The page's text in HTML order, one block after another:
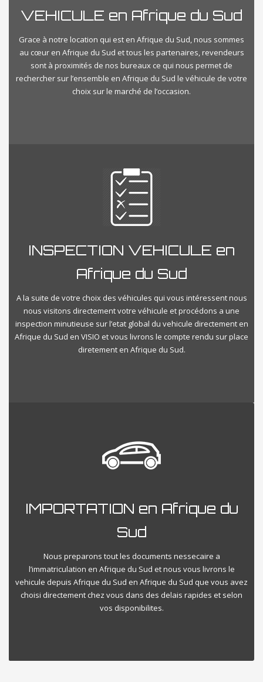
VEHICULE en Afrique du Sud
Grace à notre location qui est en Afrique du Sud, nous sommes
au cœur en Afrique du Sud et tous les partenaires, revendeurs
sont à proximités de nos bureaux ce qui nous permet de
rechercher sur l’ensemble en Afrique du Sud le véhicule de votre
choix sur le marché de l’occasion.
INSPECTION VEHICULE en
Afrique du Sud
A la suite de votre choix des véhicules qui vous intéressent nous
nous visitons directement votre véhicule et procédons a une
inspection minutieuse sur l’etat global du vehicule directement en
Afrique du Sud en VISIO et vous livrons le compte rendu sur place
diretement en Afrique du Sud.
IMPORTATION en Afrique du
Sud
Nous preparons tout les documents nessecaire a
l’immatriculation en Afrique du Sud et nous vous livrons le
vehicule depuis Afrique du Sud en Afrique du Sud que vous avez
choisi directement chez vous dans des delais rapides et selon
vos disponibilites.